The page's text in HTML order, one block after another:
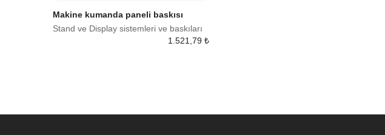
SEPETE EKLE
Makine kumanda paneli baskısı
Stand ve Display sistemleri ve baskıları
1.521,79 ₺